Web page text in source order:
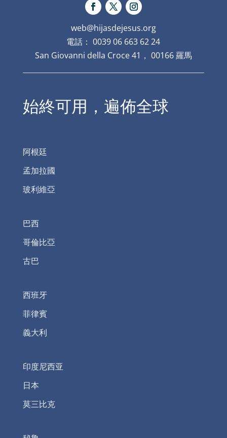
web@hijasdejesus.org
電話： 0039 06 663 62 24
San Giovanni della Croce 41， 00166 羅馬
始終可用，遍佈全球
阿根廷
孟加拉國
玻利維亞
巴西
哥倫比亞
古巴
西班牙
菲律賓
義大利
印度尼西亚
日本
莫三比克